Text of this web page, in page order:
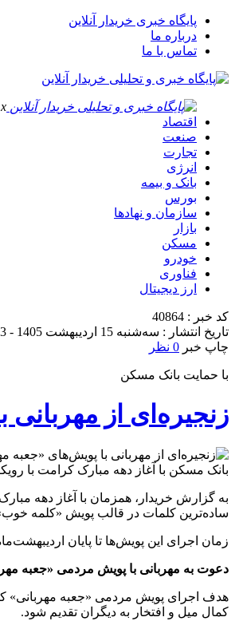
پایگاه خبری خریدار آنلاین
درباره ما
تماس با ما
x
اقتصاد
صنعت
تجارت
انرژی
بانک و بیمه
بورس
سازمان و نهادها
بازار
مسکن
خودرو
فناوری
ارز دیجیتال
کد خبر : 40864
تاریخ انتشار : سه‌شنبه 15 اردیبهشت 1405 - 18:03
چاپ خبر 0 نظر
با حمایت بانک مسکن
زنجیره‌ای از
بانک مسکن با آغاز دهه مبارک کرامت با
به گزارش خریدار، همزمان با آغاز دهه
ساده‌ترین کلمات در قالب پویش «کلمه
زمان اجرای این پویش‌ها تا پایان
دعوت به مهربانی با پویش مردمی «جعبه
هدف اجرای پویش مردمی «جعبه مهربانی»
کمال میل و افتخار به دیگران تقدیم شود.